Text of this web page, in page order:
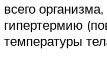
всего
гипертермию
температуры